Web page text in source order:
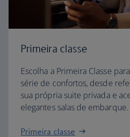
Primeira classe
Escolha a Primeira Classe
série de confortos, desde
sua própria suite privada e
elegantes salas de embarque.
Primeira classe